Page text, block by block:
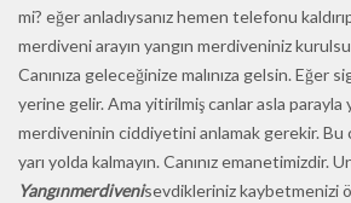
mi? eğer anladıysanız hemen telefonu
merdiveni arayın yangın merdiveniniz
Canınıza geleceğinize malınıza gelsin. Eğer
yerine gelir. Ama yitirilmiş canlar asla parayla
merdiveninin ciddiyetini anlamak gerekir. Bu
yarı yolda kalmayın. Canınız emanetimizdir.
Yangınmerdivenisevdikleriniz kaybetmenizi